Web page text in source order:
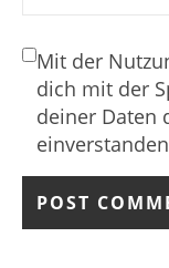
Mit der
dich mit der
deiner Daten